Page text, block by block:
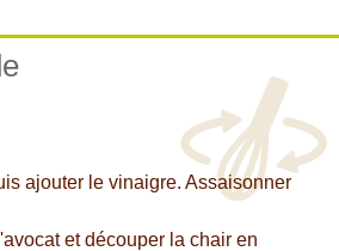
ajouter le vinaigre. Assaisonner
et découper la chair en